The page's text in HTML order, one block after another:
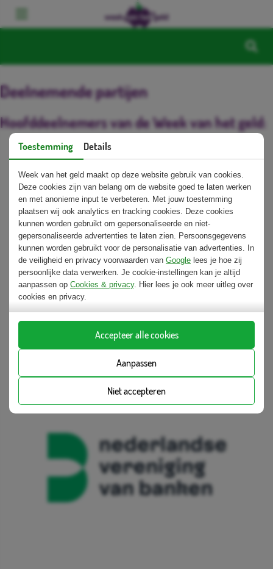
Deelnemende partijen
Hoofddeelnemers van de Week van het geld:
Toestemming Details
Week van het geld maakt op deze website gebruik van cookies.
Deze cookies zijn van belang om de website goed te laten werken
en met anonieme input te verbeteren. Met jouw toestemming
plaatsen wij ook analytics en tracking cookies. Deze cookies
kunnen worden gebruikt om gepersonaliseerde en niet-
gepersonaliseerde advertenties te laten zien. Persoonsgegevens
kunnen worden gebruikt voor de personalisatie van advertenties. In
de veiligheid en privacy voorwaarden van Google lees je hoe zij
persoonlijke data verwerken. Je cookie-instellingen kan je altijd
aanpassen op Cookies & privacy. Hier lees je ook meer uitleg over
cookies en privacy.
Niet accepteren
Aanpassen
Accepteer alle cookies